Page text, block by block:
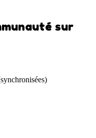
sur